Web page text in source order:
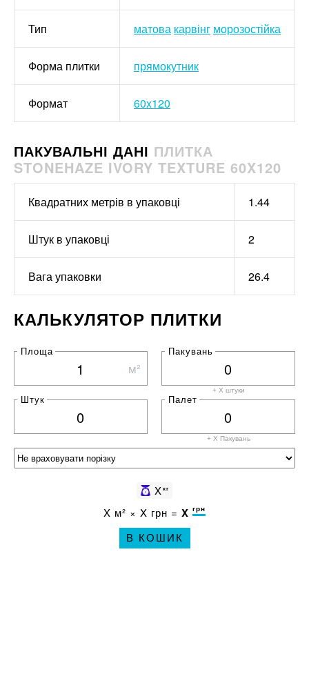
Тип матова карвінг морозостійка
Форма плитки прямокутник
Формат 60x120
ПАКУВАЛЬНІ ДАНІ ПЛИТКА
STONEHAZE IVORY TEXTURE 60X120
Квадратних метрів в упаковці 1.44
Штук в упаковці 2
Вага упаковки 26.4
КАЛЬКУЛЯТОР ПЛИТКИ
Площа
м²
Пакувань
+ X штуки
Штук Палет
+ X Пакувань
Xкг
X м² × X грн = X грн
В КОШИК